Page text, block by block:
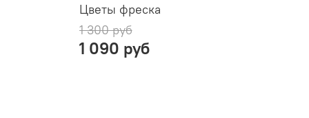
Цветы фреска
1 300 руб
1 090 руб